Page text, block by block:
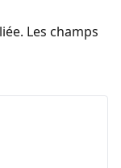
Les champs